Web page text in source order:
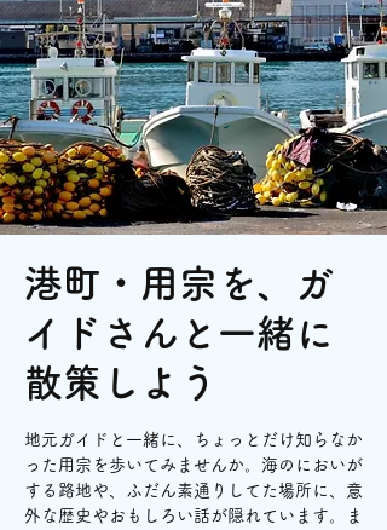
港町・用宗を、ガ
イドさんと一緒に
散策しよう
地元ガイドと一緒に、ちょっとだけ知らなか
った用宗を歩いてみませんか。海のにおいが
する路地や、ふだん素通りしてた場所に、意
外な歴史やおもしろい話が隠れています。ま